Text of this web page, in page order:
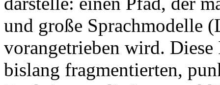
und große Sprachmodelle
vorangetrieben wird.
bislang fragmentierten,